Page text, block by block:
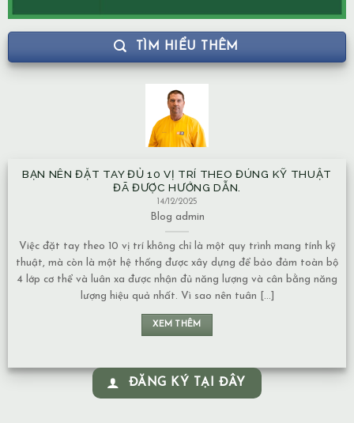
TÌM HIỂU THÊM
BẠN NÊN ĐẶT TAY ĐỦ 10 VỊ TRÍ THEO ĐÚNG KỸ THUẬT
ĐÃ ĐƯỢC HƯỚNG DẪN.
14/12/2025
Blog admin
Việc đặt tay theo 10 vị trí không chỉ là một quy trình mang tính kỹ
thuật, mà còn là một hệ thống được xây dựng để bảo đảm toàn bộ
4 lớp cơ thể và luân xa được nhận đủ năng lượng và cân bằng năng
lượng hiệu quả nhất. Vì sao nên tuân [...]
XEM THÊM
ĐĂNG KÝ TẠI ĐÂY